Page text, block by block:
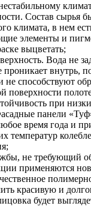
Состав сырья
климата, в нем
элементы и
выцветать;
Вода не
проникает внутрь,
не способствуют
поверхности
при
панели
время года и
температур
не требующий
применяются
красивую и
будет